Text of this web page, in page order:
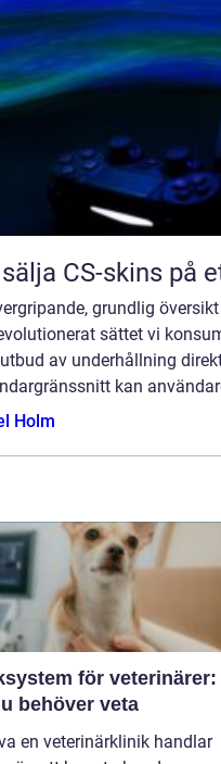
CS-skins på
grundlig
sättet vi
av underhållning
kan
Holm
för veterinärer:
behöver veta
en veterinärklinik handlar